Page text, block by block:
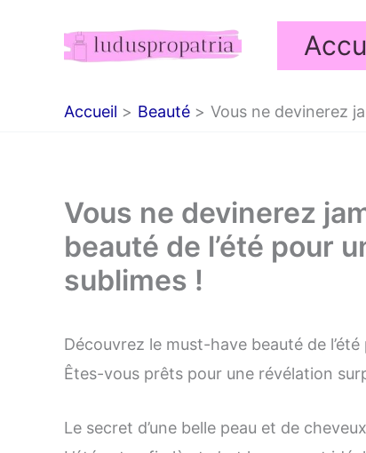
Accueil Beauté Vous ne devinerez
Vous ne devinerez
beauté de l’été pour
sublimes !
Découvrez le must-have beauté de
Êtes-vous prêts pour une révélation
Le secret d’une belle peau et de